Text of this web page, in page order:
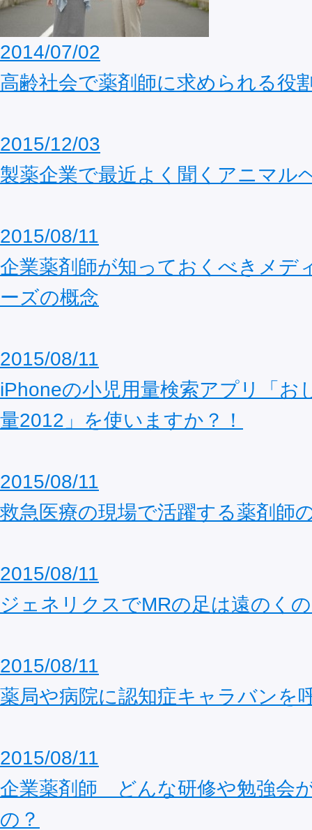
2014/07/02
高齢社会で薬剤師に求められる役
2015/12/03
製薬企業で最近よく聞くアニマル
2015/08/11
企業薬剤師が知っておくべきメデ
ーズの概念
2015/08/11
iPhoneの小児用量検索アプリ「お
量2012」を使いますか？！
2015/08/11
救急医療の現場で活躍する薬剤師
2015/08/11
ジェネリクスでMRの足は遠のく
2015/08/11
薬局や病院に認知症キャラバンを
2015/08/11
企業薬剤師 どんな研修や勉強会
の？